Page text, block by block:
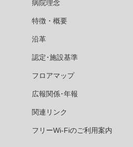
病院理念
特徴・概要
沿革
認定･施設基準
フロアマップ
広報関係･年報
関連リンク
フリーWi-Fiのご利用案内